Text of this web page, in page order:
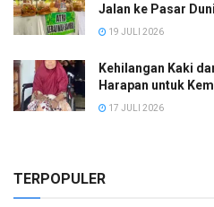
Jalan ke Pasar
19 JULI 2026
Kehilangan Kaki
Harapan untuk
17 JULI 2026
TERPOPULER